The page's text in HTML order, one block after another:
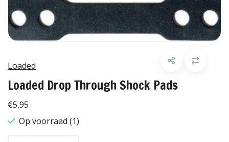
Loaded
Loaded Drop Through Shock Pads
€5,95
Op voorraad (1)